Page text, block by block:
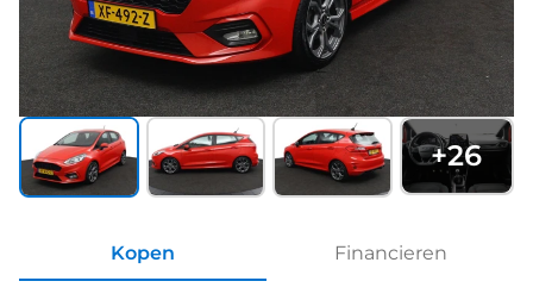
+26
Kopen Financieren